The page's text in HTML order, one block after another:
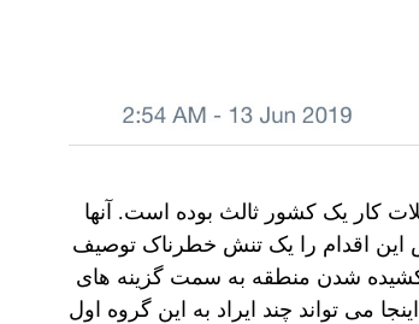
کار یک کشور ثالث بوده است. آنها
این اقدام را یک تنش خطرناک توصیف
کشیده شدن منطقه به سمت گزینه های
می تواند چند ایراد به این گروه اول